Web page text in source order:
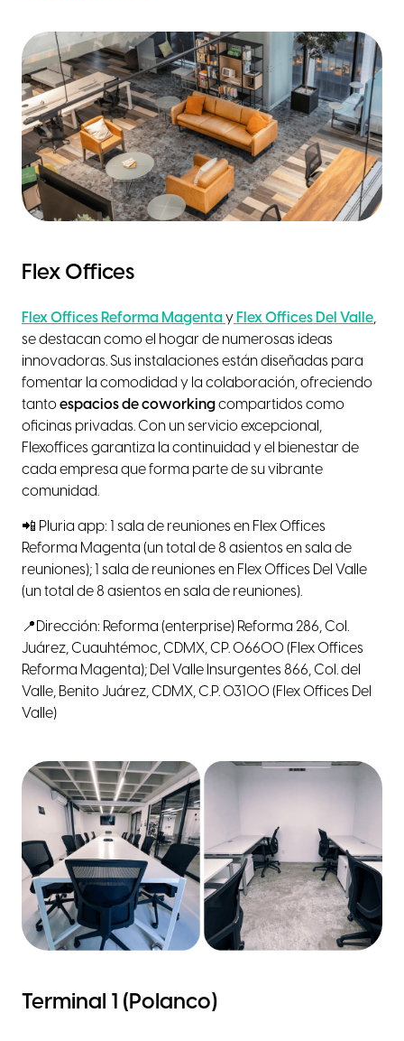
Flex Offices
Flex Offices Reforma Magentay Flex Offices Del Valle,
se destacan como el hogar de numerosas ideas
innovadoras. Sus instalaciones están diseñadas para
fomentar la comodidad y la colaboración, ofreciendo
tantoespacios de coworkingcompartidos como
oficinas privadas. Con un servicio excepcional,
Flexoffices garantiza la continuidad y el bienestar de
cada empresa que forma parte de su vibrante
comunidad.
📲 Pluria app: 1 sala de reuniones en Flex Offices
Reforma Magenta (un total de 8 asientos en sala de
reuniones); 1 sala de reuniones en Flex Offices Del Valle
(un total de 8 asientos en sala de reuniones).
📍Dirección: Reforma (enterprise) Reforma 286, Col.
Juárez, Cuauhtémoc, CDMX, CP. 06600 (Flex Offices
Reforma Magenta); Del Valle Insurgentes 866, Col. del
Valle, Benito Juárez, CDMX, C.P. 03100 (Flex Offices Del
Valle)
Terminal 1 (Polanco)